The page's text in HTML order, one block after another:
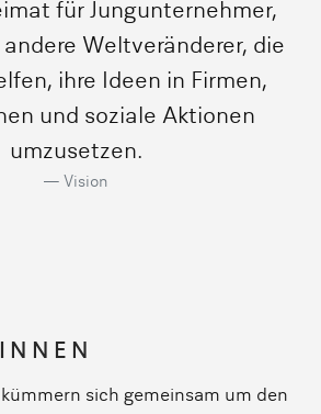
für Jungunternehmer,
Weltveränderer, die
ihre Ideen in Firmen,
und soziale Aktionen
umzusetzen.
Vision
sich gemeinsam um den